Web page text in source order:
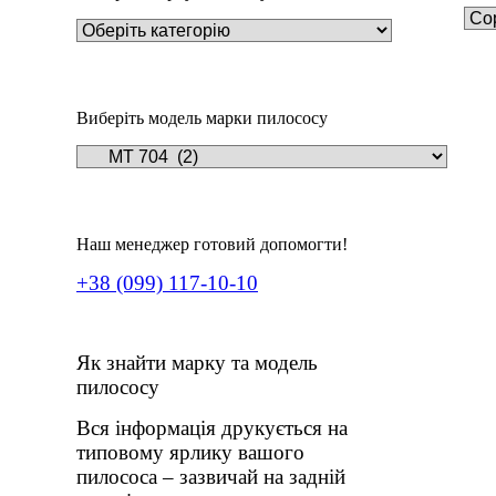
Виберіть модель марки пилососу
Наш менеджер готовий допомогти!
+38 (099) 117-10-10
Як знайти марку та модель
пилососу
Вся інформація друкується на
типовому ярлику вашого
пилососа – зазвичай на задній